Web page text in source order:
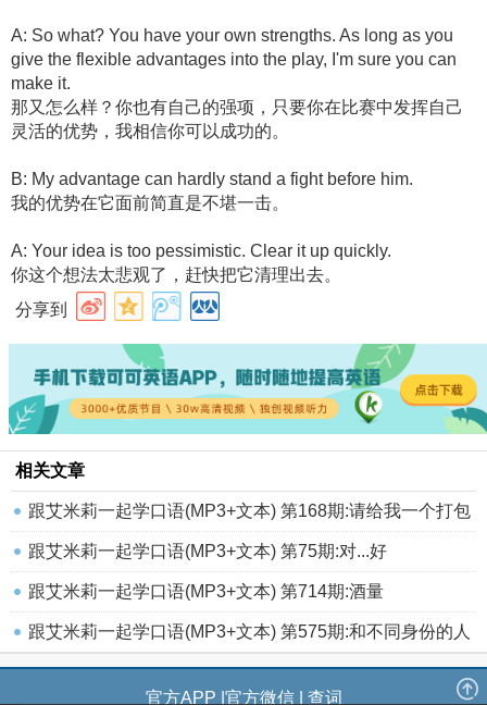
A: So what? You have your own strengths. As long as you
give the flexible advantages into the play, I'm sure you can
make it.
那又怎么样？你也有自己的强项，只要你在比赛中发挥自己
灵活的优势，我相信你可以成功的。
B: My advantage can hardly stand a fight before him.
我的优势在它面前简直是不堪一击。
A: Your idea is too pessimistic. Clear it up quickly.
你这个想法太悲观了，赶快把它清理出去。
分享到
相关文章
跟艾米莉一起学口语(MP3+文本) 第168期:请给我一个打包
盒
跟艾米莉一起学口语(MP3+文本) 第75期:对...好
跟艾米莉一起学口语(MP3+文本) 第714期:酒量
跟艾米莉一起学口语(MP3+文本) 第575期:和不同身份的人
打
官方APP 官方微信| 查词